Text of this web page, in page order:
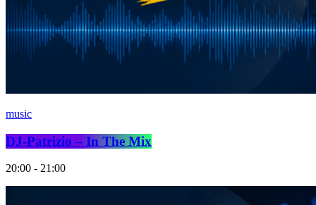
music
DJ-Patrizio – In The Mix
20:00 - 21:00